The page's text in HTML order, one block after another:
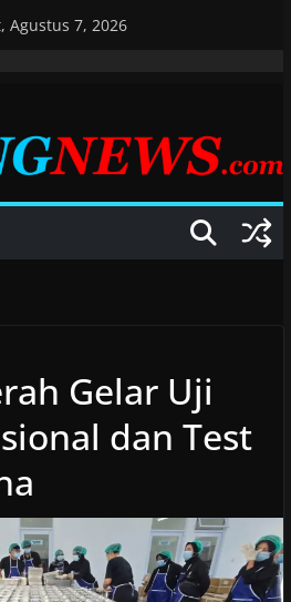
Agustus 7, 2026
Gelar Uji
dan Test